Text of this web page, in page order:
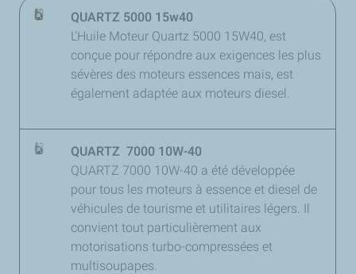
QUARTZ 5000 15w40
L'Huile Moteur Quartz 5000 15W40, est
conçue pour répondre aux exigences les plus
sévères des moteurs essences mais, est
également adaptée aux moteurs diesel.
QUARTZ 7000 10W-40
QUARTZ 7000 10W-40 a été développée
pour tous les moteurs à essence et diesel de
véhicules de tourisme et utilitaires légers. Il
convient tout particulièrement aux
motorisations turbo-compressées et
multisoupapes.